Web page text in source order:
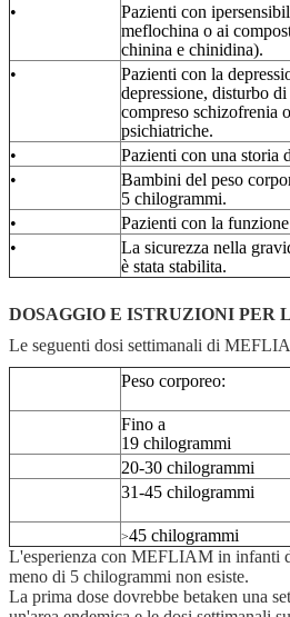
•
Pazienti con
meflochina o ai
chinina e chinidina).
•
Pazienti con la
depressione, disturbo
compreso schizofrenia
psichiatriche.
•
Pazienti con una storia
•
Bambini del peso
5 chilogrammi.
•
Pazienti con la
•
La sicurezza nella
è stata stabilita.
DOSAGGIO E ISTRUZIONI PER
Le seguenti dosi settimanali di
Peso corporeo:
Fino a
19 chilogrammi
20-30 chilogrammi
31-45 chilogrammi
>45 chilogrammi
L'esperienza con MEFLIAM in infanti
meno di 5 chilogrammi non esiste.
La prima dose dovrebbe betaken una